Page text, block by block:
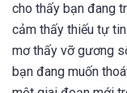
cho thấy bạn đang
cảm thấy thiếu tự
mơ thấy vỡ gương
bạn đang muốn